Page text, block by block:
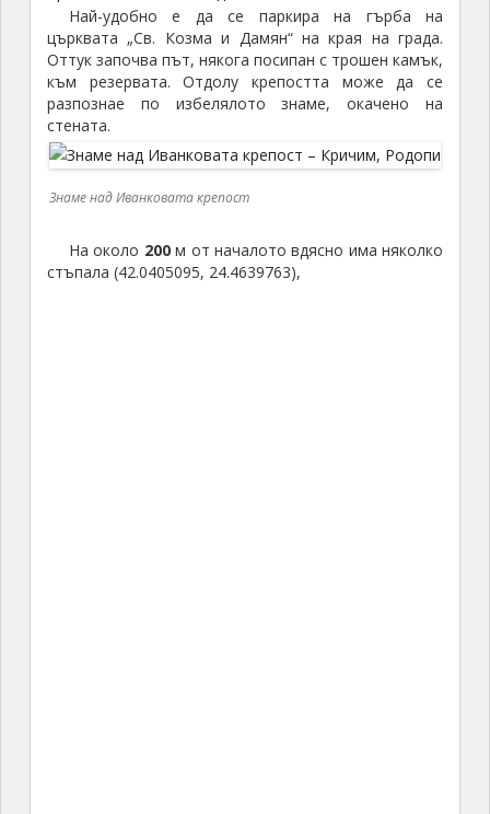
Най-удобно е да се паркира на гърба на
църквата „Св. Козма и Дамян“ на края на града.
Оттук започва път, някога посипан с трошен камък,
към резервата. Отдолу крепостта може да се
разпознае по избелялото знаме, окачено на
стената.
Знаме над Иванковата крепост
На около 200м от началото вдясно има няколко
стъпала (42.0405095, 24.4639763),